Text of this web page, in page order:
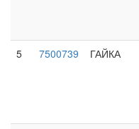
5
7500739 ГАЙКА